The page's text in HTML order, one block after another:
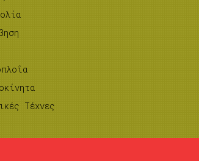
Τέχνες